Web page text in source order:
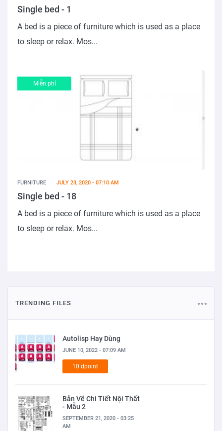
Single bed - 1
A bed is a piece of furniture which is used as a place
to sleep or relax. Mos...
Miễn phí
FURNITURE JULY 23, 2020 - 07:10 AM
Single bed - 18
A bed is a piece of furniture which is used as a place
to sleep or relax. Mos...
TRENDING FILES
Autolisp Hay Dùng
JUNE 10, 2022 - 07:09 AM
10 dpoint
Bản Vẽ Chi Tiết Nội Thất
- Mẫu 2
SEPTEMBER 21, 2020 - 03:25
AM